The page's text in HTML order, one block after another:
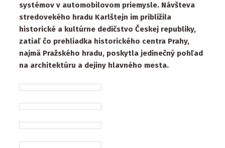
systémov v automobilovom priemysle. Návšteva
stredovekého hradu Karlštejn im priblížila
historické a kultúrne dedičstvo Českej republiky,
zatiaľ čo prehliadka historického centra Prahy,
najmä Pražského hradu, poskytla jedinečný pohľad
na architektúru a dejiny hlavného mesta.